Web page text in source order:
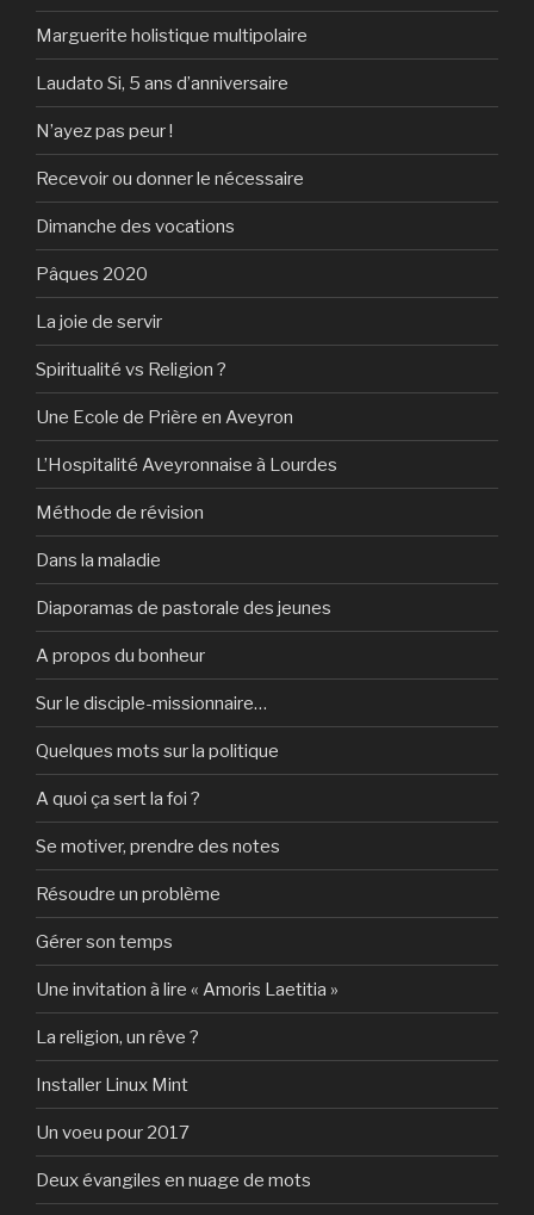
Marguerite holistique multipolaire
Laudato Si, 5 ans d’anniversaire
N’ayez pas peur !
Recevoir ou donner le nécessaire
Dimanche des vocations
Pâques 2020
La joie de servir
Spiritualité vs Religion ?
Une Ecole de Prière en Aveyron
L’Hospitalité Aveyronnaise à Lourdes
Méthode de révision
Dans la maladie
Diaporamas de pastorale des jeunes
A propos du bonheur
Sur le disciple-missionnaire…
Quelques mots sur la politique
A quoi ça sert la foi ?
Se motiver, prendre des notes
Résoudre un problème
Gérer son temps
Une invitation à lire « Amoris Laetitia »
La religion, un rêve ?
Installer Linux Mint
Un voeu pour 2017
Deux évangiles en nuage de mots